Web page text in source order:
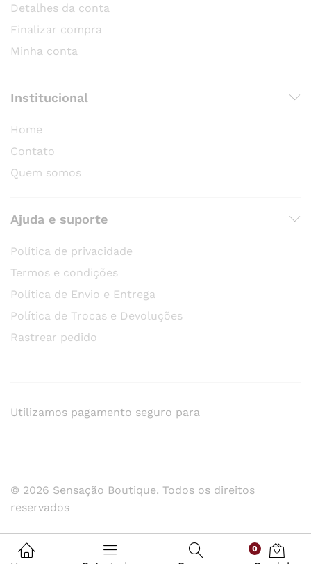
Detalhes da conta
Finalizar compra
Minha conta
Institucional
Home
Contato
Quem somos
Ajuda e suporte
Política de privacidade
Termos e condições
Política de Envio e Entrega
Política de Trocas e Devoluções
Rastrear pedido
© 2026 Sensação Boutique. Todos os direitos
reservados
Utilizamos pagamento seguro para
0